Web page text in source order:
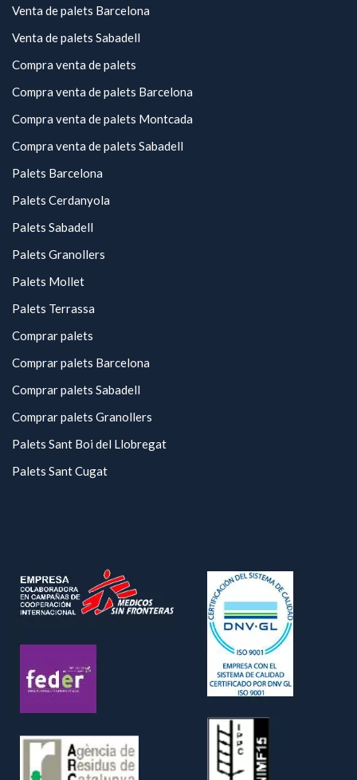
Venta de palets Barcelona
Venta de palets Sabadell
Compra venta de palets
Compra venta de palets Barcelona
Compra venta de palets Montcada
Compra venta de palets Sabadell
Palets Barcelona
Palets Cerdanyola
Palets Sabadell
Palets Granollers
Palets Mollet
Palets Terrassa
Comprar palets
Comprar palets Barcelona
Comprar palets Sabadell
Comprar palets Granollers
Palets Sant Boi del Llobregat
Palets Sant Cugat